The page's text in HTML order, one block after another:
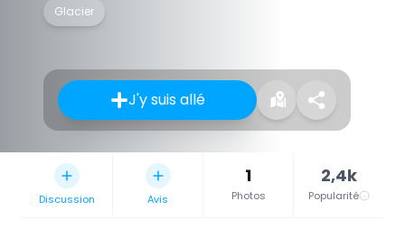
Glacier
J'y suis allé
Discussion Avis
1
Photos
2,4k
Popularité